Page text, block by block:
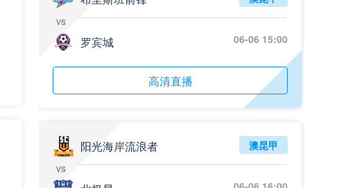
标签
标签
欧联杯决赛
标签
2025年5月23日
vs
罗宾城 06-06 15:00
高清直播
阳光海岸流浪者
vs
澳昆甲